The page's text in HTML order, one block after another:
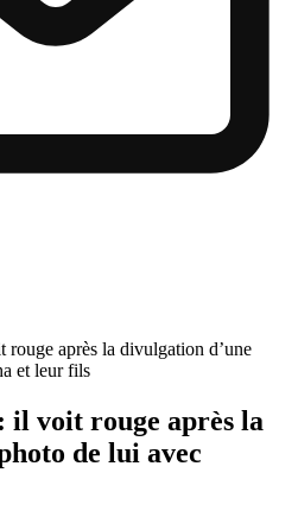
après la divulgation d’une
et leur fils
il voit rouge après la
de lui avec